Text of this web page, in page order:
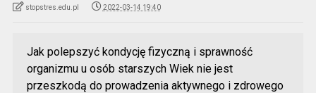
stopstres.edu.pl 2022-03-14 19:40
Jak polepszyć kondycję fizyczną i sprawność
organizmu u osób starszych Wiek nie jest
przeszkodą do prowadzenia aktywnego i zdrowego